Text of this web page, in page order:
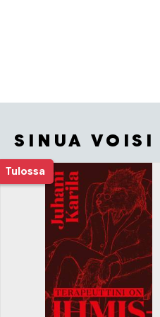
SINUA
Tulossa